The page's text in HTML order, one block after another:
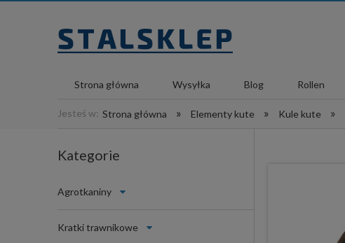
Strona główna Wysyłka Blog Rollen
Jesteś w: Strona główna » Elementy kute » Kule kute »
Kategorie
Agrotkaniny
Kratki trawnikowe